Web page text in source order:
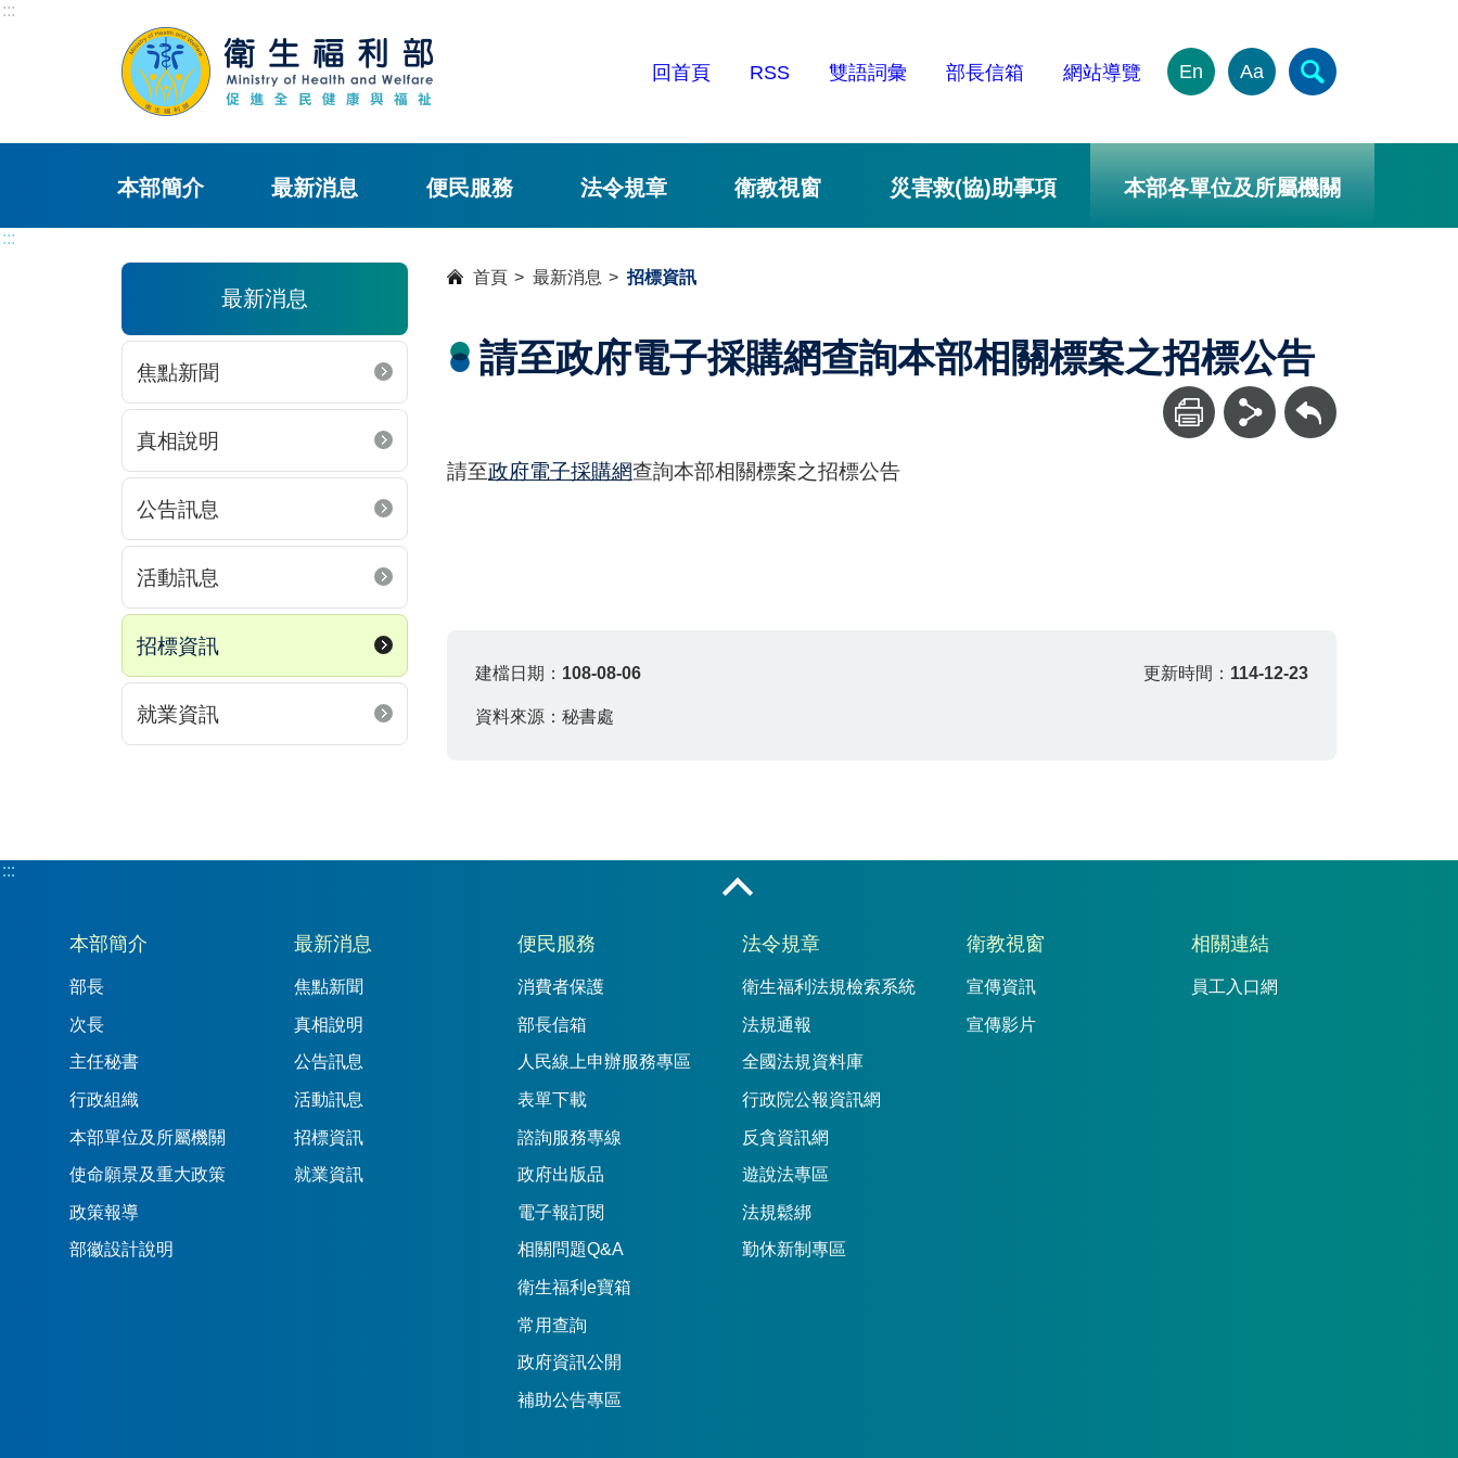
:::
回首頁 RSS 雙語詞彙 部長信箱 網站導覽 En Aa
本部簡介 最新消息 便民服務 法令規章 衛教視窗 災害救(協)助事項 本部各單位及所屬機關
:::
最新消息
焦點新聞
真相說明
公告訊息
活動訊息
招標資訊
就業資訊
首頁 最新消息 招標資訊
請至政府電子採購網查詢本部相關標案之招標公告
回上一頁
請至政府電子採購網查詢本部相關標案之招標公告
建檔日期： 108-08-06 更新時間： 114-12-23
資料來源：秘書處
:::
:::
本部簡介
部長
次長
主任秘書
行政組織
本部單位及所屬機關
使命願景及重大政策
政策報導
部徽設計說明
最新消息
焦點新聞
真相說明
公告訊息
活動訊息
招標資訊
就業資訊
便民服務
消費者保護
部長信箱
人民線上申辦服務專區
表單下載
諮詢服務專線
政府出版品
電子報訂閱
相關問題Q&A
衛生福利e寶箱
常用查詢
政府資訊公開
補助公告專區
法令規章
衛生福利法規檢索系統
法規通報
全國法規資料庫
行政院公報資訊網
反貪資訊網
遊說法專區
法規鬆綁
勤休新制專區
衛教視窗
宣傳資訊
宣傳影片
相關連結
員工入口網